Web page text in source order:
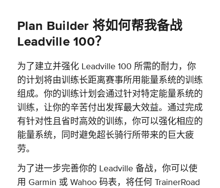
Plan Builder 将如何帮我备战
Leadville 100？
为了建立并强化 Leadville 100 所需的耐力，你
的计划将由训练长距离赛事所用能量系统的训练
组成。你的训练计划会通过针对特定能量系统的
训练，让你的辛苦付出发挥最大效益。通过完成
有针对性且省时高效的训练，你可以强化相应的
能量系统，同时避免超长骑行所带来的巨大疲
劳。
为了进一步完善你的 Leadville 备战，你可以使
用 Garmin 或 Wahoo 码表，将任何 TrainerRoad